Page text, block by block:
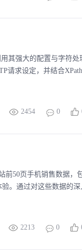
其强大的配置与字符
请求设定，并结合
2454 0
前50页手机销售数据，
。通过对这些数据的
2213 0